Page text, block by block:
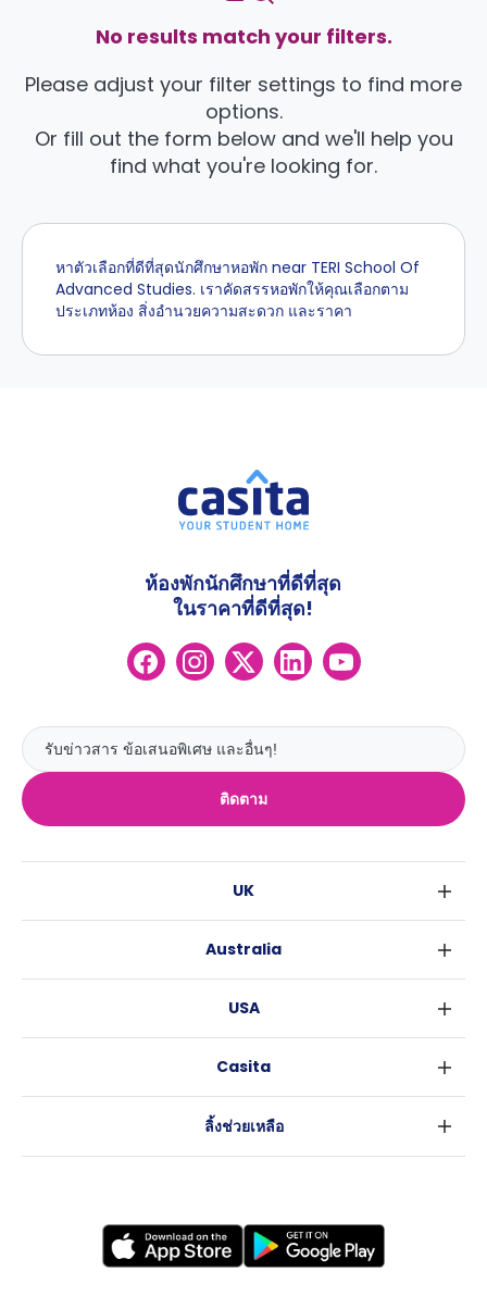
No results match your filters.
Please adjust your filter settings to find more
options.
Or fill out the form below and we'll help you
find what you're looking for.
หาตัวเลือกที่ดีที่สุดนักศึกษาหอพัก near TERI School Of
Advanced Studies. เราคัดสรรหอพักให้คุณเลือกตาม
ประเภทห้อง สิ่งอำนวยความสะดวก และราคา
ติดตาม
ห้องพักนักศึกษาที่ดีที่สุด
ในราคาที่ดีที่สุด!
UK
เอดินเบอระ
ลีดส์
โคเวนทรี
เลสเตอร์
Australia
บริสเบน
อะเดลายด์
USA
แอตแลนตา
Casita
ลิ้งช่วยเหลือ